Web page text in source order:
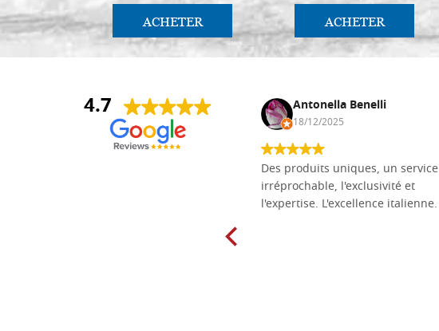
ACHETER ACHETER
4.7
Daniel Vandewalle Antonella Benelli
18/12/2025
Des produits uniques, un service
irréprochable, l'exclusivité et
l'expertise. L'excellence italienne.